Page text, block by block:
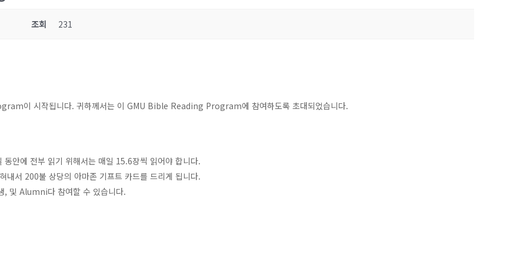
조회 231
이 시작됩니다. 귀하께서는 이 GMU Bible Reading Program에 참여하도록 초대되었습니다.
안에 전부 읽기 위해서는 매일 15.6장씩 읽어야 합니다.
내서 200불 상당의 아마존 기프트 카드를 드리게 됩니다.
, 및 Alumni다 참여할 수 있습니다.